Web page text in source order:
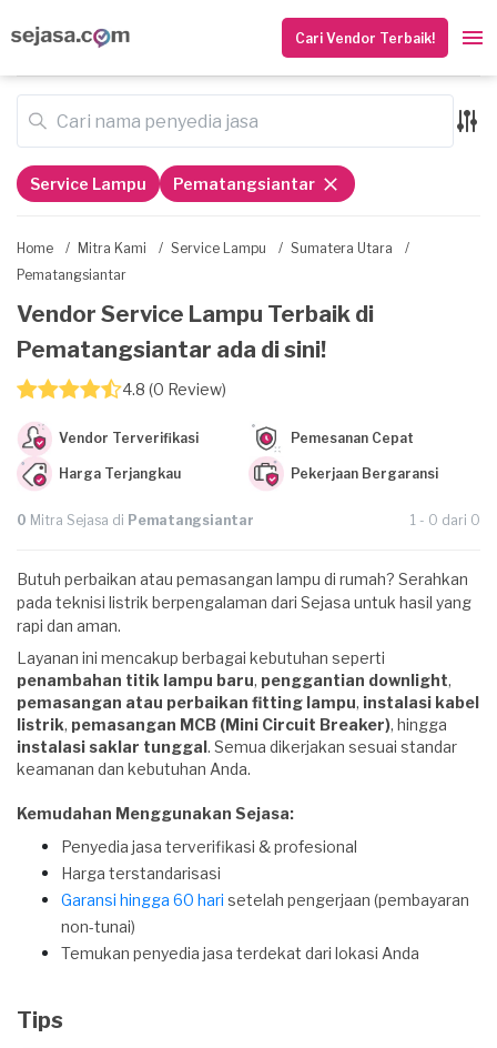
Cari Vendor Terbaik!
Home / Mitra Kami / Service Lampu / Sumatera Utara
/
Pematangsiantar
Vendor Service Lampu Terbaik di
Pematangsiantar ada di sini!
4.8 (0 Review)
Vendor Terverifikasi Pemesanan Cepat
Harga Terjangkau Pekerjaan Bergaransi
0 Mitra Sejasa di Pematangsiantar 1 - 0 dari 0
Service Lampu Pematangsiantar
Butuh perbaikan atau pemasangan lampu di rumah? Serahkan
pada teknisi listrik berpengalaman dari Sejasa untuk hasil yang
rapi dan aman.
Layanan ini mencakup berbagai kebutuhan seperti
penambahan titik lampu baru, penggantian downlight,
pemasangan atau perbaikan fitting lampu, instalasi kabel
listrik, pemasangan MCB (Mini Circuit Breaker), hingga
instalasi saklar tunggal. Semua dikerjakan sesuai standar
keamanan dan kebutuhan Anda.
Kemudahan Menggunakan Sejasa:
Penyedia jasa terverifikasi & profesional
Harga terstandarisasi
Garansi hingga 60 hari setelah pengerjaan (pembayaran
non-tunai)
Temukan penyedia jasa terdekat dari lokasi Anda
Tips